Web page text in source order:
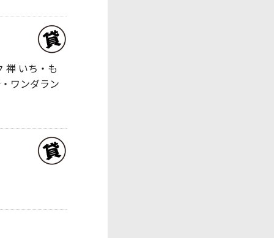
禅 いち・も
ワンダラン